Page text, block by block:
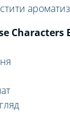
Characters